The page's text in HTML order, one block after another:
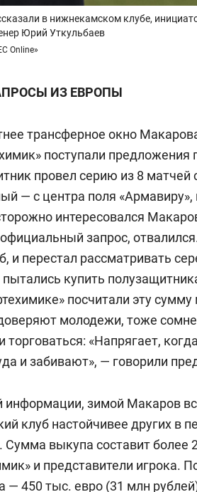
в нижнекамском клубе,
Юрий Уткульбаев
Online»
ИЗ ЕВРОПЫ
трансферное окно
поступали предложения
провел серию из 8
— с центра поля
интересовался
запрос,
и перестал рассматривать
купить
посчитали эту
молодежи, тоже
торговаться: «Напрягает,
и забивают», — говорили
информации, зимой Макаров
клуб настойчивее других в
выкупа составит более
и представители игрока.
— 450 тыс. евро (31 млн